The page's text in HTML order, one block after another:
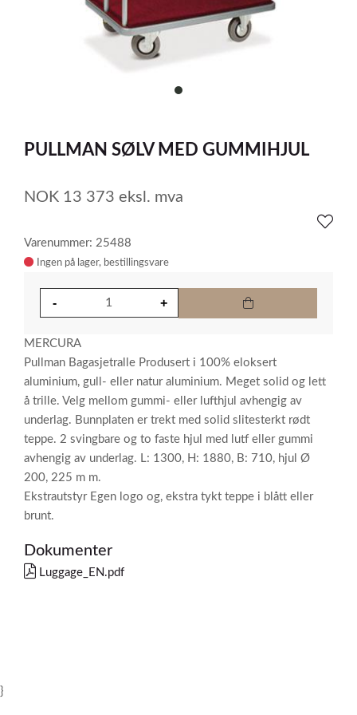
item
of
PULLMAN SØLV MED GUMMIHJUL
NOK 13 373 eksl. mva
Varenummer: 25488
Ingen på lager
MERCURA
Pullman Bagasjetralle Produsert i 100% eloksert
aluminium, gull- eller natur aluminium. Meget solid og lett
å trille. Velg mellom gummi- eller lufthjul avhengig av
underlag. Bunnplaten er trekt med solid slitesterkt rødt
teppe. 2 svingbare og to faste hjul med lutf eller gummi
avhengig av underlag. L: 1300, H: 1880, B: 710, hjul Ø
200, 225 m m.
Ekstrautstyr Egen logo og, ekstra tykt teppe i blått eller
brunt.
Dokumenter
Luggage_EN.pdf
}